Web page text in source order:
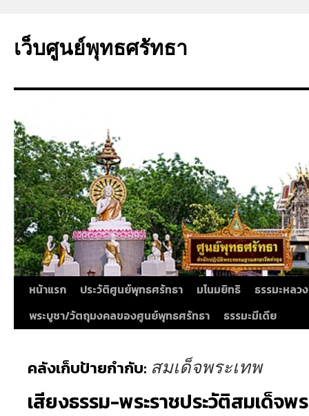
ยัง
เว็บศูนย์พุทธศรัทธา
หน้าแรก ประวัติศูนย์พุทธศรัทธา มโนมยิทธิ
ธรรมะหลว
พระบูชา/วัตถุมงคลของศูนย์พุทธศรัทธา
ธรรมะมีเดีย
คลังเก็บป้ายกำกับ: สมเด็จพระเทพ
เสียงธรรม-พระราชประวัติสมเด็จพ